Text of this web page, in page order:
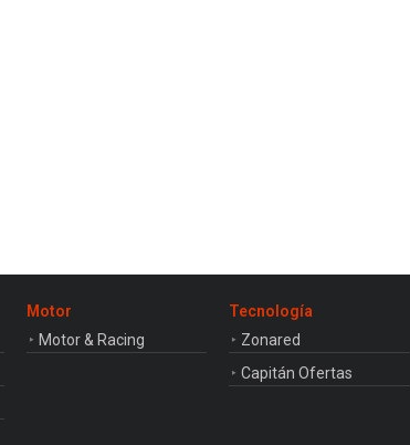
Motor
Motor & Racing
Tecnología
Zonared
Capitán Ofertas